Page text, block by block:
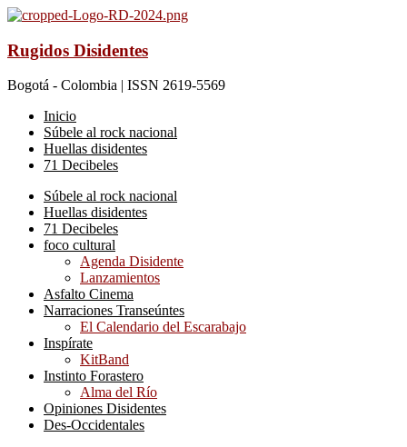
Rugidos Disidentes
Bogotá - Colombia | ISSN 2619-5569
Inicio
Súbele al rock nacional
Huellas disidentes
71 Decibeles
Súbele al rock nacional
Huellas disidentes
71 Decibeles
foco cultural
Agenda Disidente
Lanzamientos
Asfalto Cinema
Narraciones Transeúntes
El Calendario del Escarabajo
Inspírate
KitBand
Instinto Forastero
Alma del Río
Opiniones Disidentes
Des-Occidentales